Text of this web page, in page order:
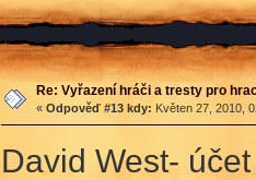
Re: Vyřazení hráči a tresty pro
« Odpověď #13 kdy: Květen 27, 2010,
David West-